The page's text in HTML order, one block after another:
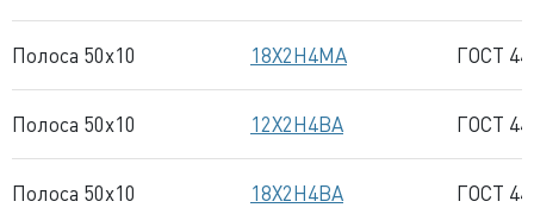
Полоса 50x10 18Х2Н4МА ГОСТ
Полоса 50x10 12Х2Н4ВА ГОСТ
Полоса 50x10 18Х2Н4ВА ГОСТ